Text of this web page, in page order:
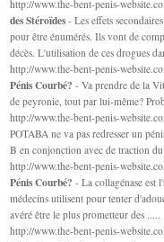
http://www.the-bent-penis-
des Stéroïdes- Les effets
pour être énumérés. Ils vont de
décès. L'utilisation de ces drogues
http://www.the-bent-penis-
Pénis Courbé? - Va prendre de la
de peyronie, tout par lui-même?
http://www.the-bent-penis-
POTABA ne va pas redresser un
B en conjonction avec de traction
http://www.the-bent-penis-
Pénis Courbé? - La collagénase est
médecins utilisent pour tenter
avéré être le plus prometteur des .....
http://www.the-bent-penis-